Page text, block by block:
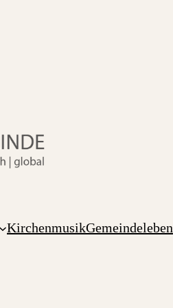
KirchenmusikGemeindeleben